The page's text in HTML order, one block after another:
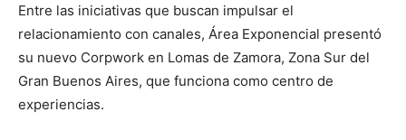
Entre las iniciativas que buscan impulsar el
relacionamiento con canales, Área Exponencial presentó
su nuevo Corpwork en Lomas de Zamora, Zona Sur del
Gran Buenos Aires, que funciona como centro de
experiencias.